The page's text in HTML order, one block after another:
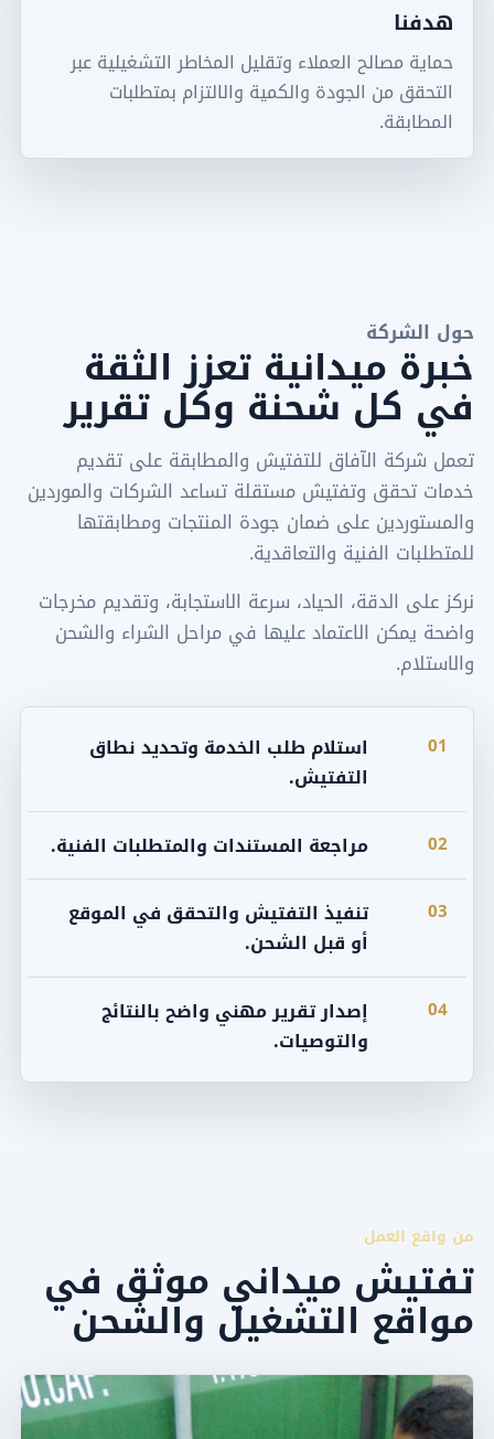
هدفنا
حماية مصالح العملاء وتقليل المخاطر التشغيلية عبر
التحقق من الجودة والكمية والالتزام بمتطلبات
المطابقة.
حول الشركة
خبرة ميدانية تعزز الثقة
في كل شحنة وكل تقرير
تعمل شركة الآفاق للتفتيش والمطابقة على تقديم
خدمات تحقق وتفتيش مستقلة تساعد الشركات والموردين
والمستوردين على ضمان جودة المنتجات ومطابقتها
للمتطلبات الفنية والتعاقدية.
نركز على الدقة، الحياد، سرعة الاستجابة، وتقديم مخرجات
واضحة يمكن الاعتماد عليها في مراحل الشراء والشحن
والاستلام.
01
استلام طلب الخدمة وتحديد نطاق
التفتيش.
02 مراجعة المستندات والمتطلبات الفنية.
03
تنفيذ التفتيش والتحقق في الموقع
أو قبل الشحن.
04
إصدار تقرير مهني واضح بالنتائج
والتوصيات.
من واقع العمل
تفتيش ميداني موثق في
مواقع التشغيل والشحن